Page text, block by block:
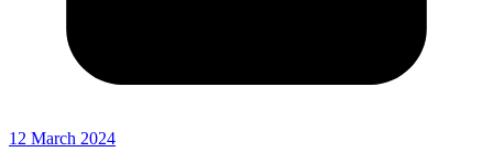
12 March 2024